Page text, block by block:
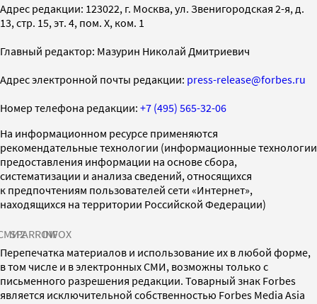
Адрес редакции: 123022, г. Москва, ул. Звенигородская 2-я, д.
13, стр. 15, эт. 4, пом. X, ком. 1
Главный редактор: Мазурин Николай Дмитриевич
Адрес электронной почты редакции: press-release@forbes.ru
Номер телефона редакции: +7 (495) 565-32-06
На информационном ресурсе применяются
рекомендательные технологии (информационные технологии
предоставления информации на основе сбора,
систематизации и анализа сведений, относящихся
к предпочтениям пользователей сети «Интернет»,
находящихся на территории Российской Федерации)
SPARROWINFOX
Перепечатка материалов и использование их в любой форме,
в том числе и в электронных СМИ, возможны только с
письменного разрешения редакции. Товарный знак Forbes
является исключительной собственностью Forbes Media Asia